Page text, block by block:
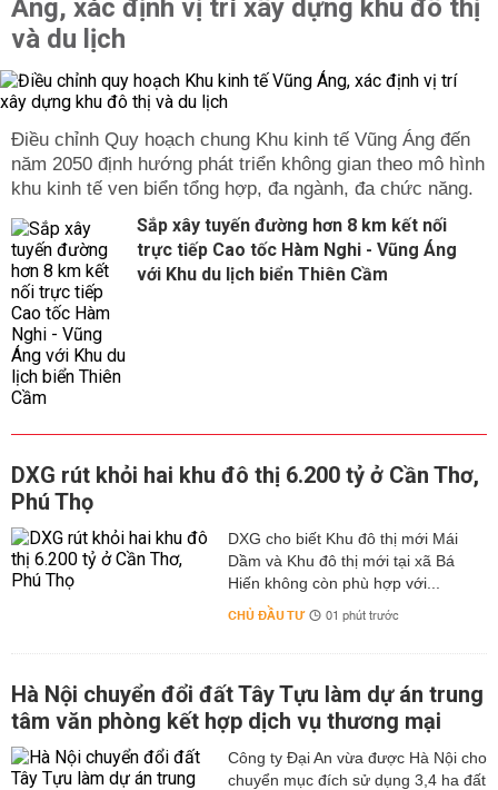
Áng, xác định vị trí xây dựng khu đô thị
và du lịch
Điều chỉnh Quy hoạch chung Khu kinh tế Vũng Áng đến
năm 2050 định hướng phát triển không gian theo mô hình
khu kinh tế ven biển tổng hợp, đa ngành, đa chức năng.
Sắp xây tuyến đường hơn 8 km kết nối
trực tiếp Cao tốc Hàm Nghi - Vũng Áng
với Khu du lịch biển Thiên Cầm
DXG rút khỏi hai khu đô thị 6.200 tỷ ở Cần Thơ,
Phú Thọ
DXG cho biết Khu đô thị mới Mái
Dầm và Khu đô thị mới tại xã Bá
Hiến không còn phù hợp với...
CHỦ ĐẦU TƯ 01 phút trước
Hà Nội chuyển đổi đất Tây Tựu làm dự án trung
tâm văn phòng kết hợp dịch vụ thương mại
Công ty Đại An vừa được Hà Nội cho
chuyển mục đích sử dụng 3,4 ha đất